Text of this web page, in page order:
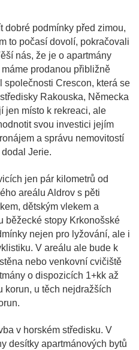
podmínky před zimou,
to počasí dovolí, pokračovali
nás, že je o apartmány
prodanou přibližně
společnosti Crescon, která se
Rakouska, Německa
jen místo k rekreaci, ale
svou investici jejím
a správu nemovitostí
Jerie.
jen pár kilometrů od
areálu Aldrov s pěti
dětským vlekem a
běžecké stopy Krkonošské
nejen pro lyžování, ale i
V areálu ale bude k
nebo venkovní cvičiště
o dispozicích 1+kk až
korun, u těch nejdražších
v horském středisku. V
desítky apartmánových bytů